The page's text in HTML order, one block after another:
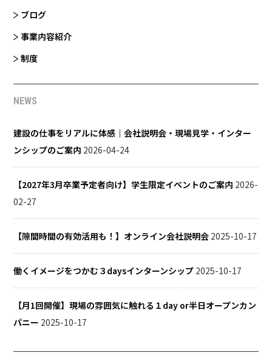
ブログ
事業内容紹介
制度
NEWS
建設の仕事をリアルに体感｜会社説明会・現場見学・インター
ンシップのご案内 2026-04-24
【2027年3月卒業予定者向け】学生限定イベントのご案内 2026-
02-27
【隙間時間の有効活用も！】オンライン会社説明会 2025-10-17
働くイメージをつかむ３daysインターンシップ 2025-10-17
【月1回開催】現場の雰囲気に触れる１day or半日オープンカン
パニー 2025-10-17